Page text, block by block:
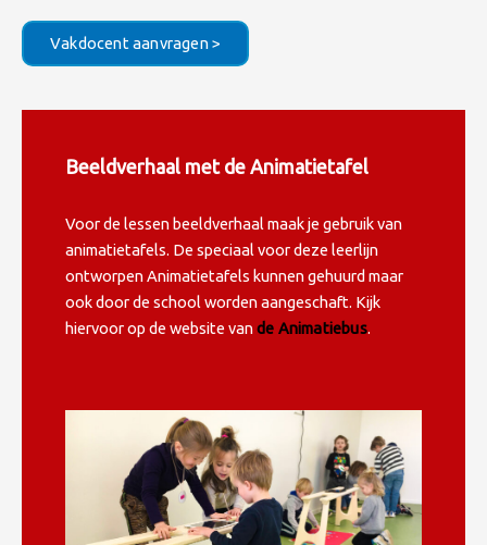
Vakdocent aanvragen >
Beeldverhaal met de Animatietafel
Voor de lessen beeldverhaal maak je gebruik van
animatietafels. De speciaal voor deze leerlijn
ontworpen Animatietafels kunnen gehuurd maar
ook door de school worden aangeschaft. Kijk
hiervoor op de website vande Animatiebus.